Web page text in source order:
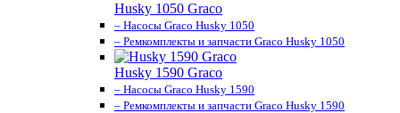
Husky 1050 Graco
– Насосы Graco Husky 1050
– Ремкомплекты и запчасти Graco Husky 1050
Husky 1590 Graco
– Насосы Graco Husky 1590
– Ремкомплекты и запчасти Graco Husky 1590